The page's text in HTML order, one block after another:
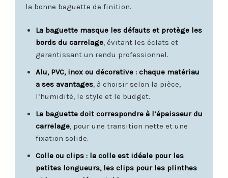
la bonne baguette de finition.
La baguette masque les défauts et protège les
bords du carrelage, évitant les éclats et
garantissant un rendu professionnel.
Alu, PVC, inox ou décorative : chaque matériau
a ses avantages, à choisir selon la pièce,
l’humidité, le style et le budget.
La baguette doit correspondre à l’épaisseur du
carrelage, pour une transition nette et une
fixation solide.
Colle ou clips : la colle est idéale pour les
petites longueurs, les clips pour les plinthes